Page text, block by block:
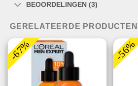
BEOORDELINGEN (3)
GERELATEERDE PRODUCTEN
-67% -56%